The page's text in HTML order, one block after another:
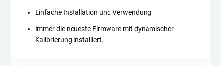
Einfache Installation und Verwendung
Immer die neueste Firmware mit dynamischer
Kalibrierung installiert.